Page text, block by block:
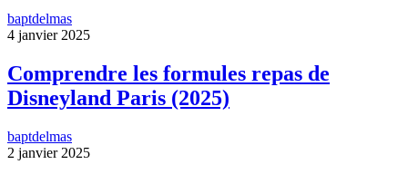
baptdelmas
4 janvier 2025
Comprendre les formules repas de
Disneyland Paris (2025)
baptdelmas
2 janvier 2025